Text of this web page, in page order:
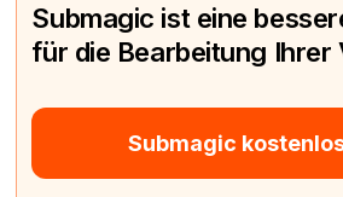
Submagic ist eine
für die Bearbeitung Ihrer
Submagic